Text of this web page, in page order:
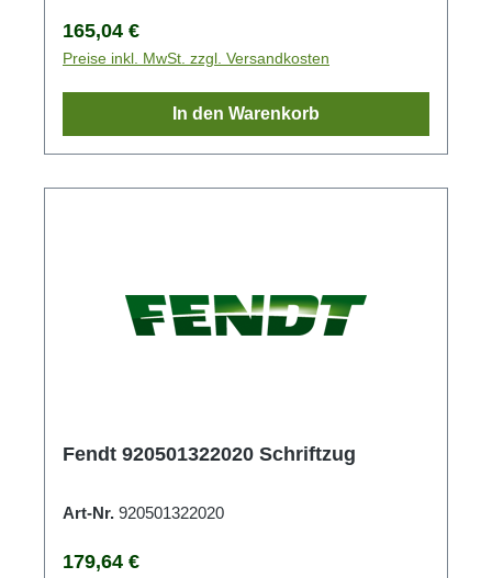
Regulärer Preis:
165,04 €
Preise inkl. MwSt. zzgl. Versandkosten
In den Warenkorb
Fendt 920501322020 Schriftzug
Art-Nr. 920501322020
Regulärer Preis:
179,64 €